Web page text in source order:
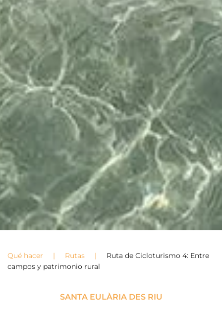
Qué hacer Rutas
Ruta de Cicloturismo 4: Entre
campos y patrimonio rural
SANTA EULÀRIA DES RIU